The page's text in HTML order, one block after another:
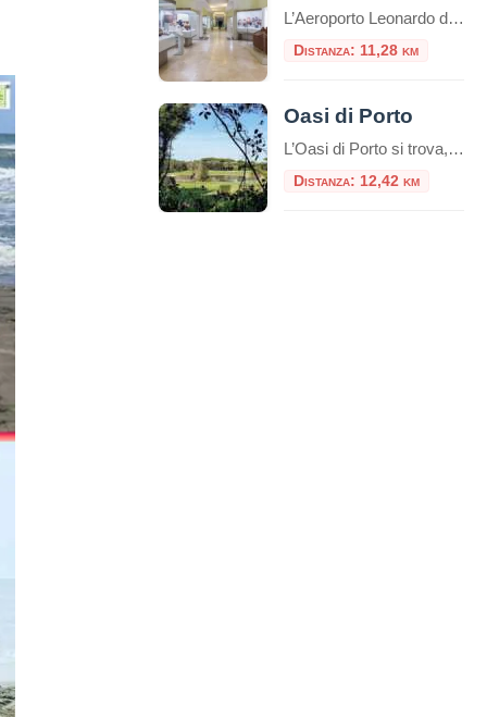
L’Aeroporto Leonardo da Vinci di Fiumicino aggiunge un nuovo tassello al suo percorso di valorizzazione culturale con l’inaugurazione dell’esposizione “Etruschi per l’eternità”, una mostra che celebra la raffinatezza della civiltà etrusca attraverso tre sculture provenienti dalle collezioni del Museo Nazionale Etrusco di Villa Giulia. Questo progetto rappresenta una straordinaria opportunità per migliaia di passeggeri, che possono immergersi […]
Distanza: 11,28 km
Oasi di Porto
L’Oasi di Porto si trova, in una suggestiva cornice naturale, alla foce del Tevere, nei pressi di Fiumicino e si estende intorno all’antico Porto di Traiano, costruito nel II secolo d.C. sul preesistente Porto di Claudio. L’elemento caratterizzante è il lago, l’antico bacino portuale fatto costruire dall’imperatore Traiano (98 – 117 d.C.), in sostituzione del […]
Distanza: 12,42 km